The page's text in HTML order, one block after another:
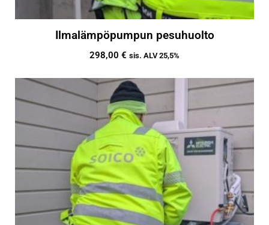
Ilmalämpöpumpun pesuhuolto
298,00 € sis. ALV 25,5%